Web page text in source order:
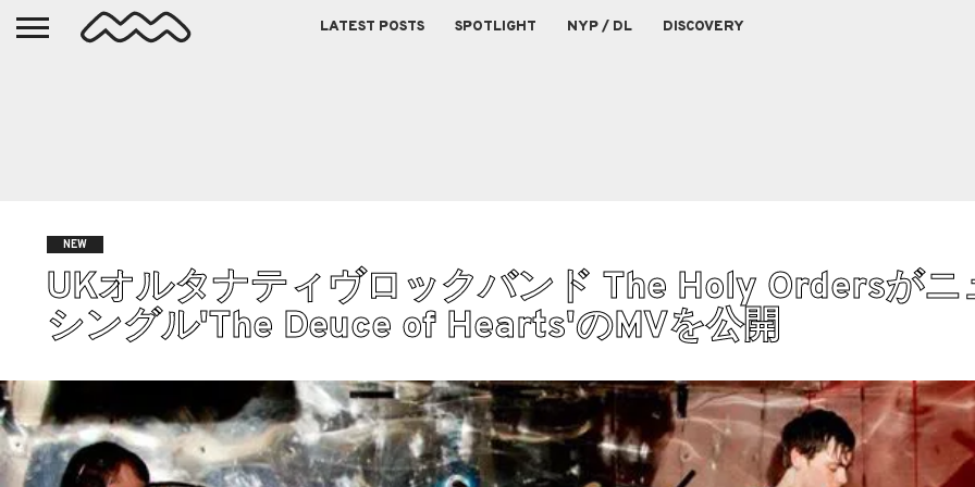
LATEST POSTS SPOTLIGHT NYP / DL DISCOVERY
NEW
UKオルタナティヴロックバンド The Holy Ordersがニ
シングル'The Deuce of Hearts'のMVを公開